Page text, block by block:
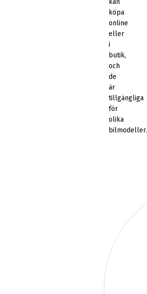
köpa
online
eller
i
butik,
och
de
är
tillgängliga
för
olika
bilmodeller.